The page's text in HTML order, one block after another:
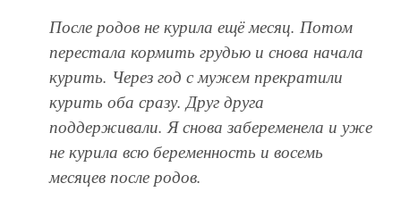
После родов не курила ещё месяц. Потом
перестала кормить грудью и снова начала
курить. Через год с мужем прекратили
курить оба сразу. Друг друга
поддерживали. Я снова забеременела и уже
не курила всю беременность и восемь
месяцев после родов.